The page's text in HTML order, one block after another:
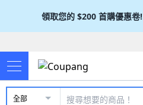
領取您的 $200 首購優惠卷!
全部